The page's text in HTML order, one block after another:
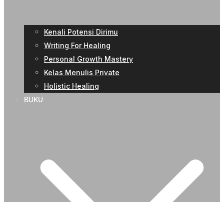
Kenali Potensi Dirimu
Writing For Healing
Personal Growth Mastery
Kelas Menulis Private
Holistic Healing
BUKU